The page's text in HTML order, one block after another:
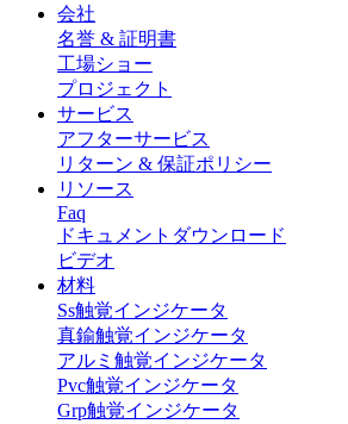
会社
名誉 & 証明書
工場ショー
プロジェクト
サービス
アフターサービス
リターン & 保証ポリシー
リソース
Faq
ドキュメントダウンロード
ビデオ
材料
Ss触覚インジケータ
真鍮触覚インジケータ
アルミ触覚インジケータ
Pvc触覚インジケータ
Grp触覚インジケータ